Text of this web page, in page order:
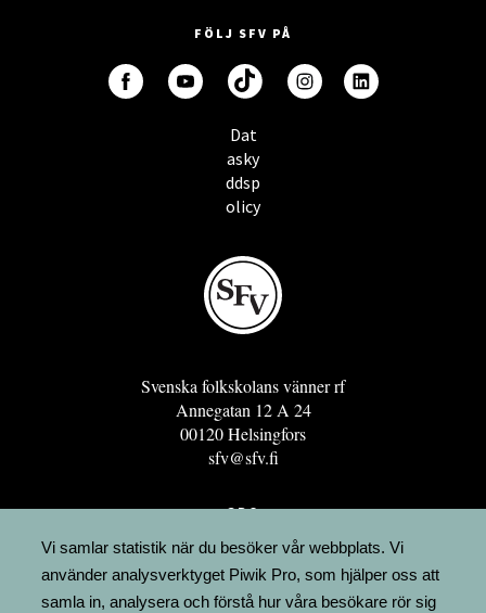
FÖLJ SFV PÅ
Dat
asky
ddsp
olicy
Svenska folkskolans vänner rf
Annegatan 12 A 24
00120 Helsingfors
sfv@sfv.fi
GRO
FÖRENINGSRESURSEN
MINNESRUNOR.FI
UPPSLAGSVERKET FINLAND
Vi samlar statistik när du besöker vår webbplats. Vi
använder analysverktyget Piwik Pro, som hjälper oss att
samla in, analysera och förstå hur våra besökare rör sig